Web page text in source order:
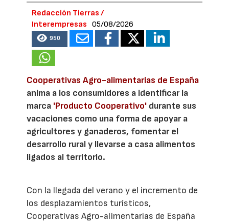
Redacción Tierras /
Interempresas
05/08/2026
950
Cooperativas Agro-alimentarias de España
anima a los consumidores a identificar la
marca 'Producto Cooperativo' durante sus
vacaciones como una forma de apoyar a
agricultores y ganaderos, fomentar el
desarrollo rural y llevarse a casa alimentos
ligados al territorio.
Con la llegada del verano y el incremento de
los desplazamientos turísticos,
Cooperativas Agro-alimentarias de España